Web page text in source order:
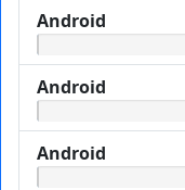
Android
Android
Android